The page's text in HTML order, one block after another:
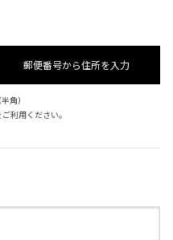
郵便番号から住所を入力
角）
ご利用ください。